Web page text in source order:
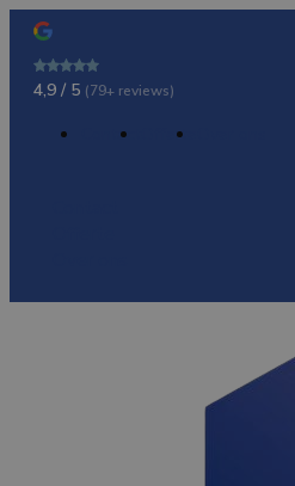
4,9 / 5 (79+ reviews)
Contact Offerte